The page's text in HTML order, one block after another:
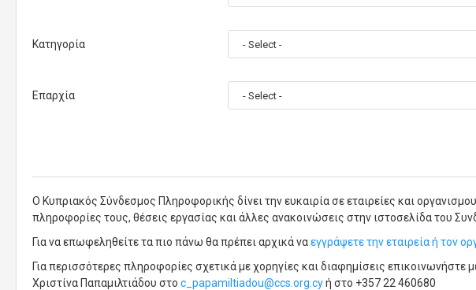
Κατηγορία
Επαρχία
Ο Κυπριακός Σύνδεσμος Πληροφορικής δίνει την ευκαιρία σε εταιρείες και
πληροφορίες τους, θέσεις εργασίας και άλλες ανακοινώσεις στην ιστοσελίδα του
Για να επωφεληθείτε τα πιο πάνω θα πρέπει αρχικά ναεγγράψετε την εταιρεία ή τον
Για περισσότερες πληροφορίες σχετικά με χορηγίες και διαφημίσεις
Χριστίνα Παπαμιλτιάδου στο c_papamiltiadou@ccs.org.cyή στο +357 22 460680